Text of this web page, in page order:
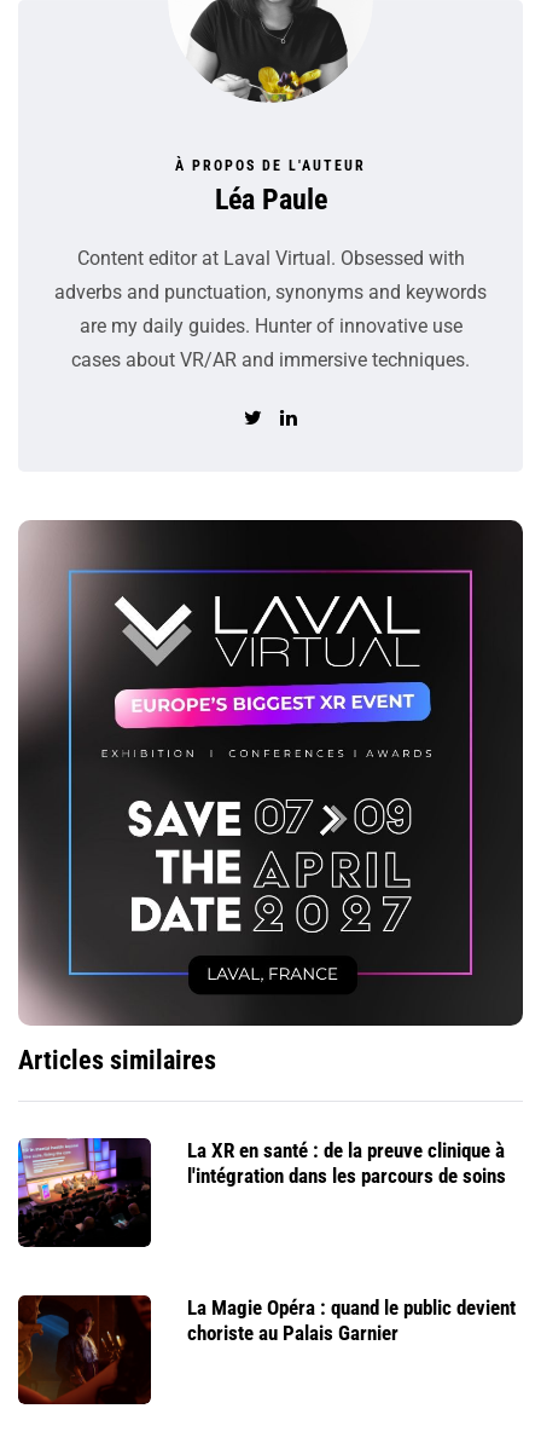
À PROPOS DE L'AUTEUR
Léa Paule
Content editor at Laval Virtual. Obsessed with
adverbs and punctuation, synonyms and keywords
are my daily guides. Hunter of innovative use
cases about VR/AR and immersive techniques.
Articles similaires
La XR en santé : de la preuve clinique à
l'intégration dans les parcours de soins
La Magie Opéra : quand le public devient
choriste au Palais Garnier